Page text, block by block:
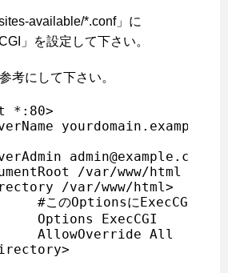
available/*.conf」に
」を設定して下さい。
考にして下さい。
*:80>